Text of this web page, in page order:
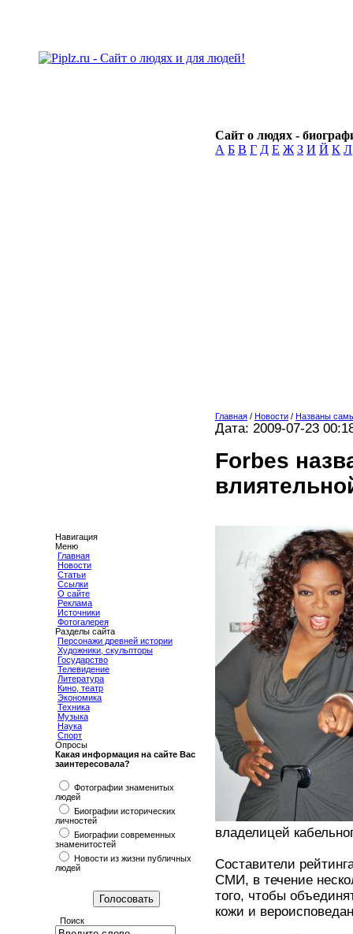
Сайт о людях -
А Б В Г Д Е Ж З И Й К Л
Навигация
Меню
Главная
Новости
Статьи
Ссылки
О сайте
Реклама
Источники
Фотогалерея
Разделы сайта
Персонажи древней истории
Художники, скульпторы
Государство
Телевидение
Литература
Кино, театр
Экономика
Техника
Музыка
Наука
Спорт
Опросы
Какая информация на сайте Вас
заинтересовала?
Фотографии знаменитых
людей
Биографии исторических
личностей
Биографии современных
знаменитостей
Новости из жизни публичных
людей
Поиск
Главная / Новости / Названы
Дата: 2009-07-23
Forbes
владелицей
Составители
СМИ, в течение
того, чтобы
кожи и